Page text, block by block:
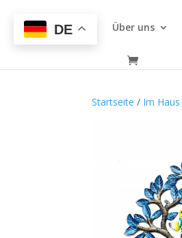
Über uns
Startseite / Im Haus
DE